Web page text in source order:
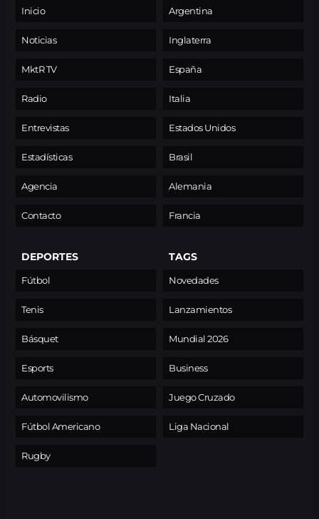
Inicio
Noticias
MktR TV
Radio
Entrevistas
Estadísticas
Agencia
Contacto
Argentina
Inglaterra
España
Italia
Estados Unidos
Brasil
Alemania
Francia
DEPORTES
Fútbol
Tenis
Básquet
Esports
Automovilismo
Fútbol Americano
Rugby
TAGS
Novedades
Lanzamientos
Mundial 2026
Business
Juego Cruzado
Liga Nacional